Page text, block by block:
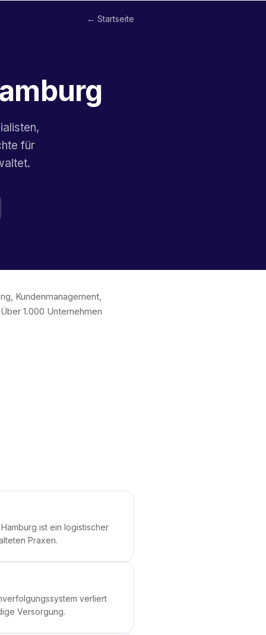
← Startseite
für
Kundenmanagement,
1.000 Unternehmen
ist ein logistischer
Praxen.
verliert
Versorgung.